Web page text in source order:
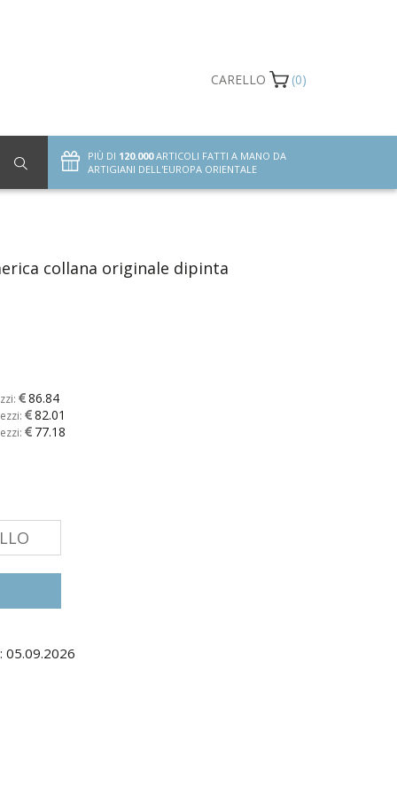
collana originale dipinta
86.84
82.01
77.18
05.09.2026
CARELLO (0)
PIÙ DI 120.000ARTICOLI FATTI A MANO DA
ARTIGIANI DELL'EUROPA ORIENTALE